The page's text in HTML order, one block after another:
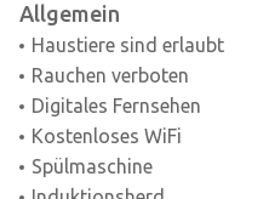
Allgemein
Haustiere sind erlaubt
Rauchen verboten
Digitales Fernsehen
Kostenloses WiFi
Spülmaschine